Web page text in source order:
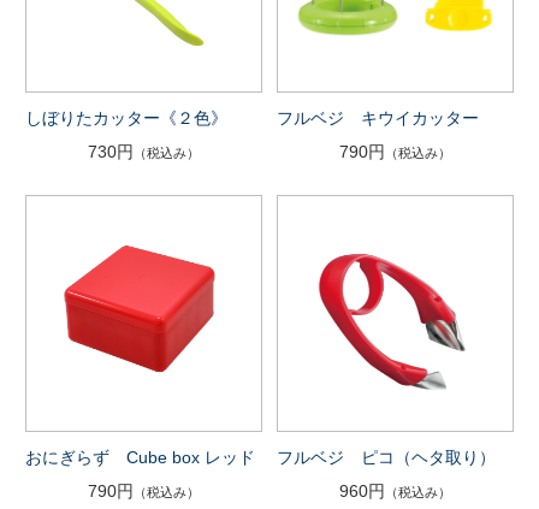
しぼりたカッター《２色》
730円
（税込み）
フルベジ キウイカッター
790円
（税込み）
おにぎらず Cube box レッド
790円
（税込み）
フルベジ ピコ（ヘタ取り）
960円
（税込み）